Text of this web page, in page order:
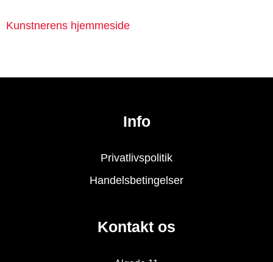
Kunstnerens hjemmeside
Info
Privatlivspolitik
Handelsbetingelser
Kontakt os